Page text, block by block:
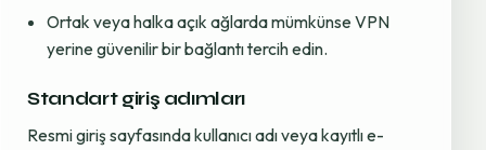
Ortak veya halka açık ağlarda mümkünse VPN
yerine güvenilir bir bağlantı tercih edin.
Standart giriş adımları
Resmi giriş sayfasında kullanıcı adı veya kayıtlı e-